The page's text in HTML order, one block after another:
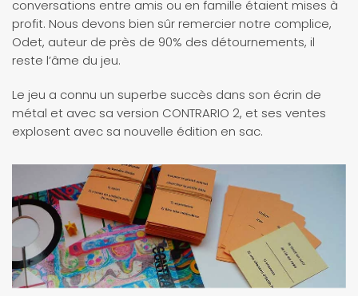
conversations entre amis ou en famille étaient mises à
profit. Nous devons bien sûr remercier notre complice,
Odet, auteur de près de 90% des détournements, il
reste l’âme du jeu.
Le jeu a connu un superbe succès dans son écrin de
métal et avec sa version CONTRARIO 2, et ses ventes
explosent avec sa nouvelle édition en sac.